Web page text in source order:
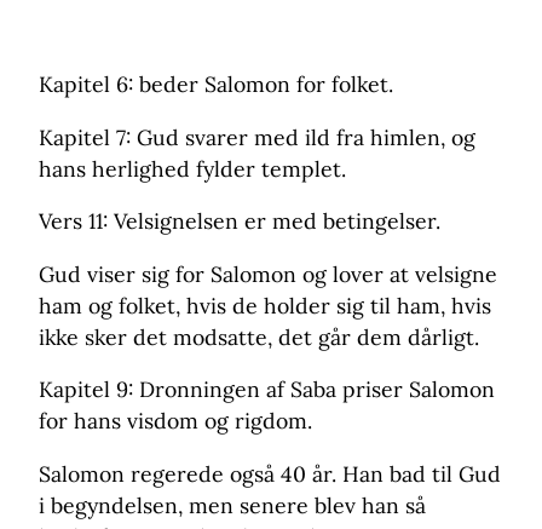
Kapitel 6: beder Salomon for folket.
Kapitel 7: Gud svarer med ild fra himlen, og
hans herlighed fylder templet.
Vers 11: Velsignelsen er med betingelser.
Gud viser sig for Salomon og lover at velsigne
ham og folket, hvis de holder sig til ham, hvis
ikke sker det modsatte, det går dem dårligt.
Kapitel 9: Dronningen af Saba priser Salomon
for hans visdom og rigdom.
Salomon regerede også 40 år. Han bad til Gud
i begyndelsen, men senere blev han så